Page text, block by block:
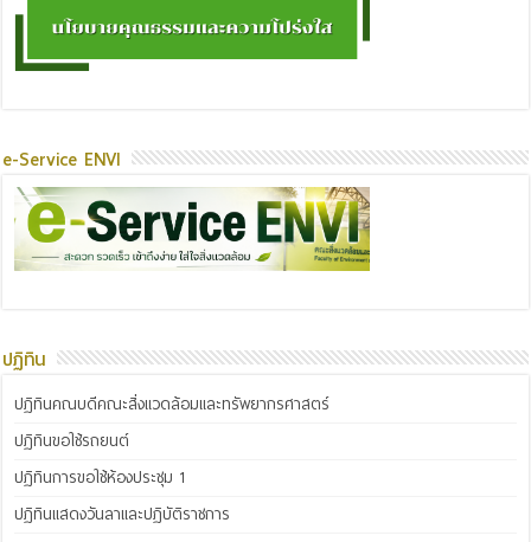
e-Service ENVI
ปฏิทิน
ปฏิทินคณบดีคณะสิ่งแวดล้อมและทรัพยากรศาสตร์
ปฏิทินขอใช้รถยนต์
ปฏิทินการขอใช้ห้องประชุม 1
ปฏิทินแสดงวันลาและปฏิบัติราชการ